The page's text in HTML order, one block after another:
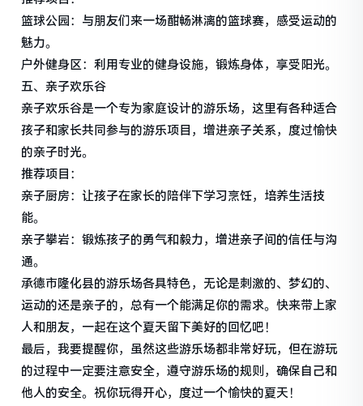
篮球公园：与朋友们来一场酣畅淋漓的篮球赛，感受运动的
魅力。
户外健身区：利用专业的健身设施，锻炼身体，享受阳光。
五、亲子欢乐谷
亲子欢乐谷是一个专为家庭设计的游乐场，这里有各种适合
孩子和家长共同参与的游乐项目，增进亲子关系，度过愉快
的亲子时光。
推荐项目：
亲子厨房：让孩子在家长的陪伴下学习烹饪，培养生活技
能。
亲子攀岩：锻炼孩子的勇气和毅力，增进亲子间的信任与沟
通。
承德市隆化县的游乐场各具特色，无论是刺激的、梦幻的、
运动的还是亲子的，总有一个能满足你的需求。快来带上家
人和朋友，一起在这个夏天留下美好的回忆吧！
最后，我要提醒你，虽然这些游乐场都非常好玩，但在游玩
的过程中一定要注意安全，遵守游乐场的规则，确保自己和
他人的安全。祝你玩得开心，度过一个愉快的夏天！